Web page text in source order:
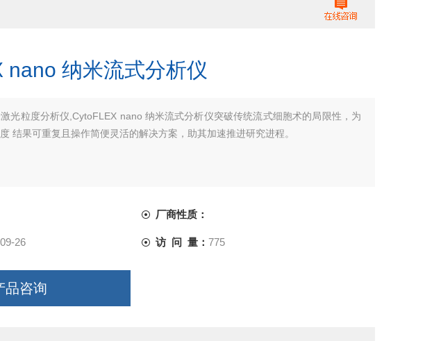
nano 纳米流式分析仪
光粒度分析仪,CytoFLEX nano 纳米流式分析仪突破传统流式细胞术的局限性，为
结果可重复且操作简便灵活的解决方案，助其加速推进研究进程。
厂商性质：
26 访 问 量： 775
品咨询